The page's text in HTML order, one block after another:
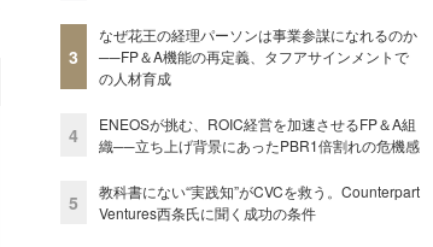
3
なぜ花王の経理パーソンは事業参謀になれるのか
──FP＆A機能の再定義、タフアサインメントで
の人材育成
4
ENEOSが挑む、ROIC経営を加速させるFP＆A組
織──立ち上げ背景にあったPBR1倍割れの危機感
5
教科書にない“実践知”がCVCを救う。Counterpart
Ventures西条氏に聞く成功の条件